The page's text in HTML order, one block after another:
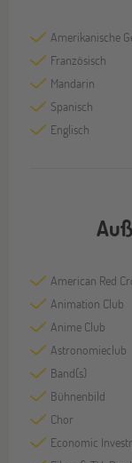
Amerikanische
Französisch
Mandarin
Spanisch
Englisch
American Red
Animation Club
Anime Club
Astronomieclub
Band(s)
Bühnenbild
Chor
Economic